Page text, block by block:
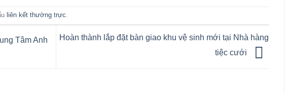
liên kết thường trực
Tâm Anh
Hoàn thành lắp đặt bàn giao khu vệ sinh mới tại Nhà hàng
tiệc cưới